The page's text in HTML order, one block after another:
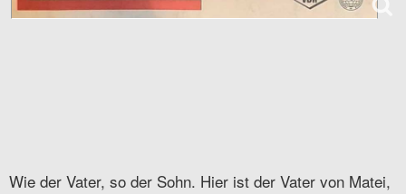
Wie der Vater, so der Sohn. Hier ist der Vater von Matei,